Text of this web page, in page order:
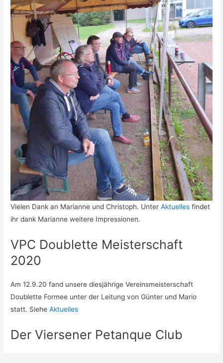
Vielen Dank an Marianne und Christoph. UnterAktuelles findet
ihr dank Marianne weitere Impressionen.
VPC Doublette Meisterschaft
2020
Am 12.9.20 fand unsere diesjährige Vereinsmeisterschaft
Doublette Formee unter der Leitung von Günter und Mario
statt. Siehe Aktuelles
Der Viersener Petanque Club